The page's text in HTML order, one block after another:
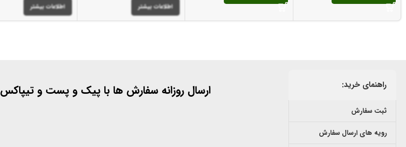
اطلاعات بیشتر اطلاعات بیشتر
راهنمای خرید:
ثبت سفارش
رویه های ارسال سفارش
ارسال روزانه سفارش ها با پیک و پست و تیپاکس